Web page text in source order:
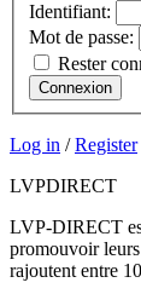
Identifiant:
Mot de passe:
Rester
Connexion
Log in /Register
LVPDIRECT
LVP-DIRECT
promouvoir
rajoutent entre